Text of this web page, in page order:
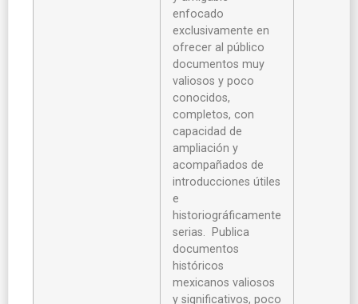
enfocado
exclusivamente en
ofrecer al público
documentos muy
valiosos y poco
conocidos,
completos, con
capacidad de
ampliación y
acompañados de
introducciones útiles
e
historiográficamente
serias. Publica
documentos
históricos
mexicanos valiosos
y significativos, poco